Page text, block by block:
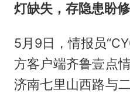
灯缺失，存隐患盼
5月9日，情报员
方客户端齐鲁壹点
济南七里山西路与